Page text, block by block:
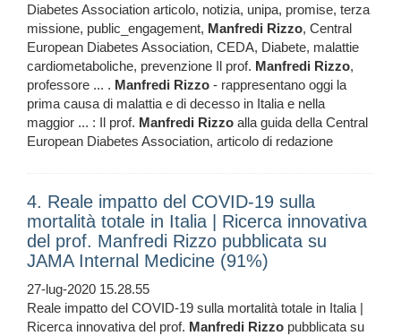
Diabetes Association articolo, notizia, unipa, promise, terza
missione, public_engagement, Manfredi Rizzo, Central
European Diabetes Association, CEDA, Diabete, malattie
cardiometaboliche, prevenzione Il prof. Manfredi Rizzo,
professore ... . Manfredi Rizzo - rappresentano oggi la
prima causa di malattia e di decesso in Italia e nella
maggior ... : Il prof. Manfredi Rizzo alla guida della Central
European Diabetes Association, articolo di redazione
4. Reale impatto del COVID-19 sulla
mortalità totale in Italia | Ricerca innovativa
del prof. Manfredi Rizzo pubblicata su
JAMA Internal Medicine (91%)
27-lug-2020 15.28.55
Reale impatto del COVID-19 sulla mortalità totale in Italia |
Ricerca innovativa del prof. Manfredi Rizzo pubblicata su